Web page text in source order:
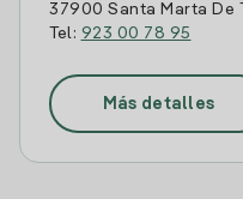
37900 Santa Marta De
Tel: 923 00 78 95
Más detalles